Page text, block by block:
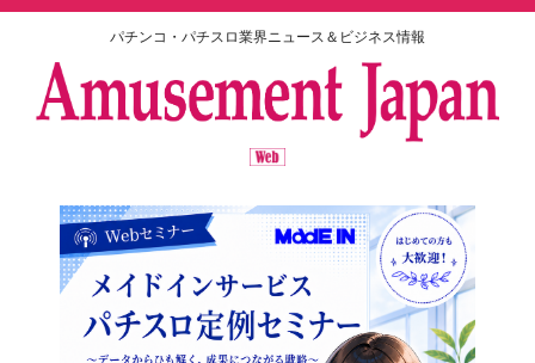
パチンコ・パチスロ業界ニュース＆ビジネス情報